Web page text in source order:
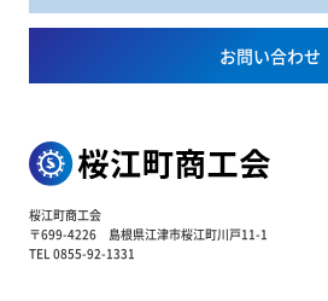
お問い合わせ
桜江町商工会
〒699-4226 島根県江津市桜江町川戸11-1
TEL 0855-92-1331